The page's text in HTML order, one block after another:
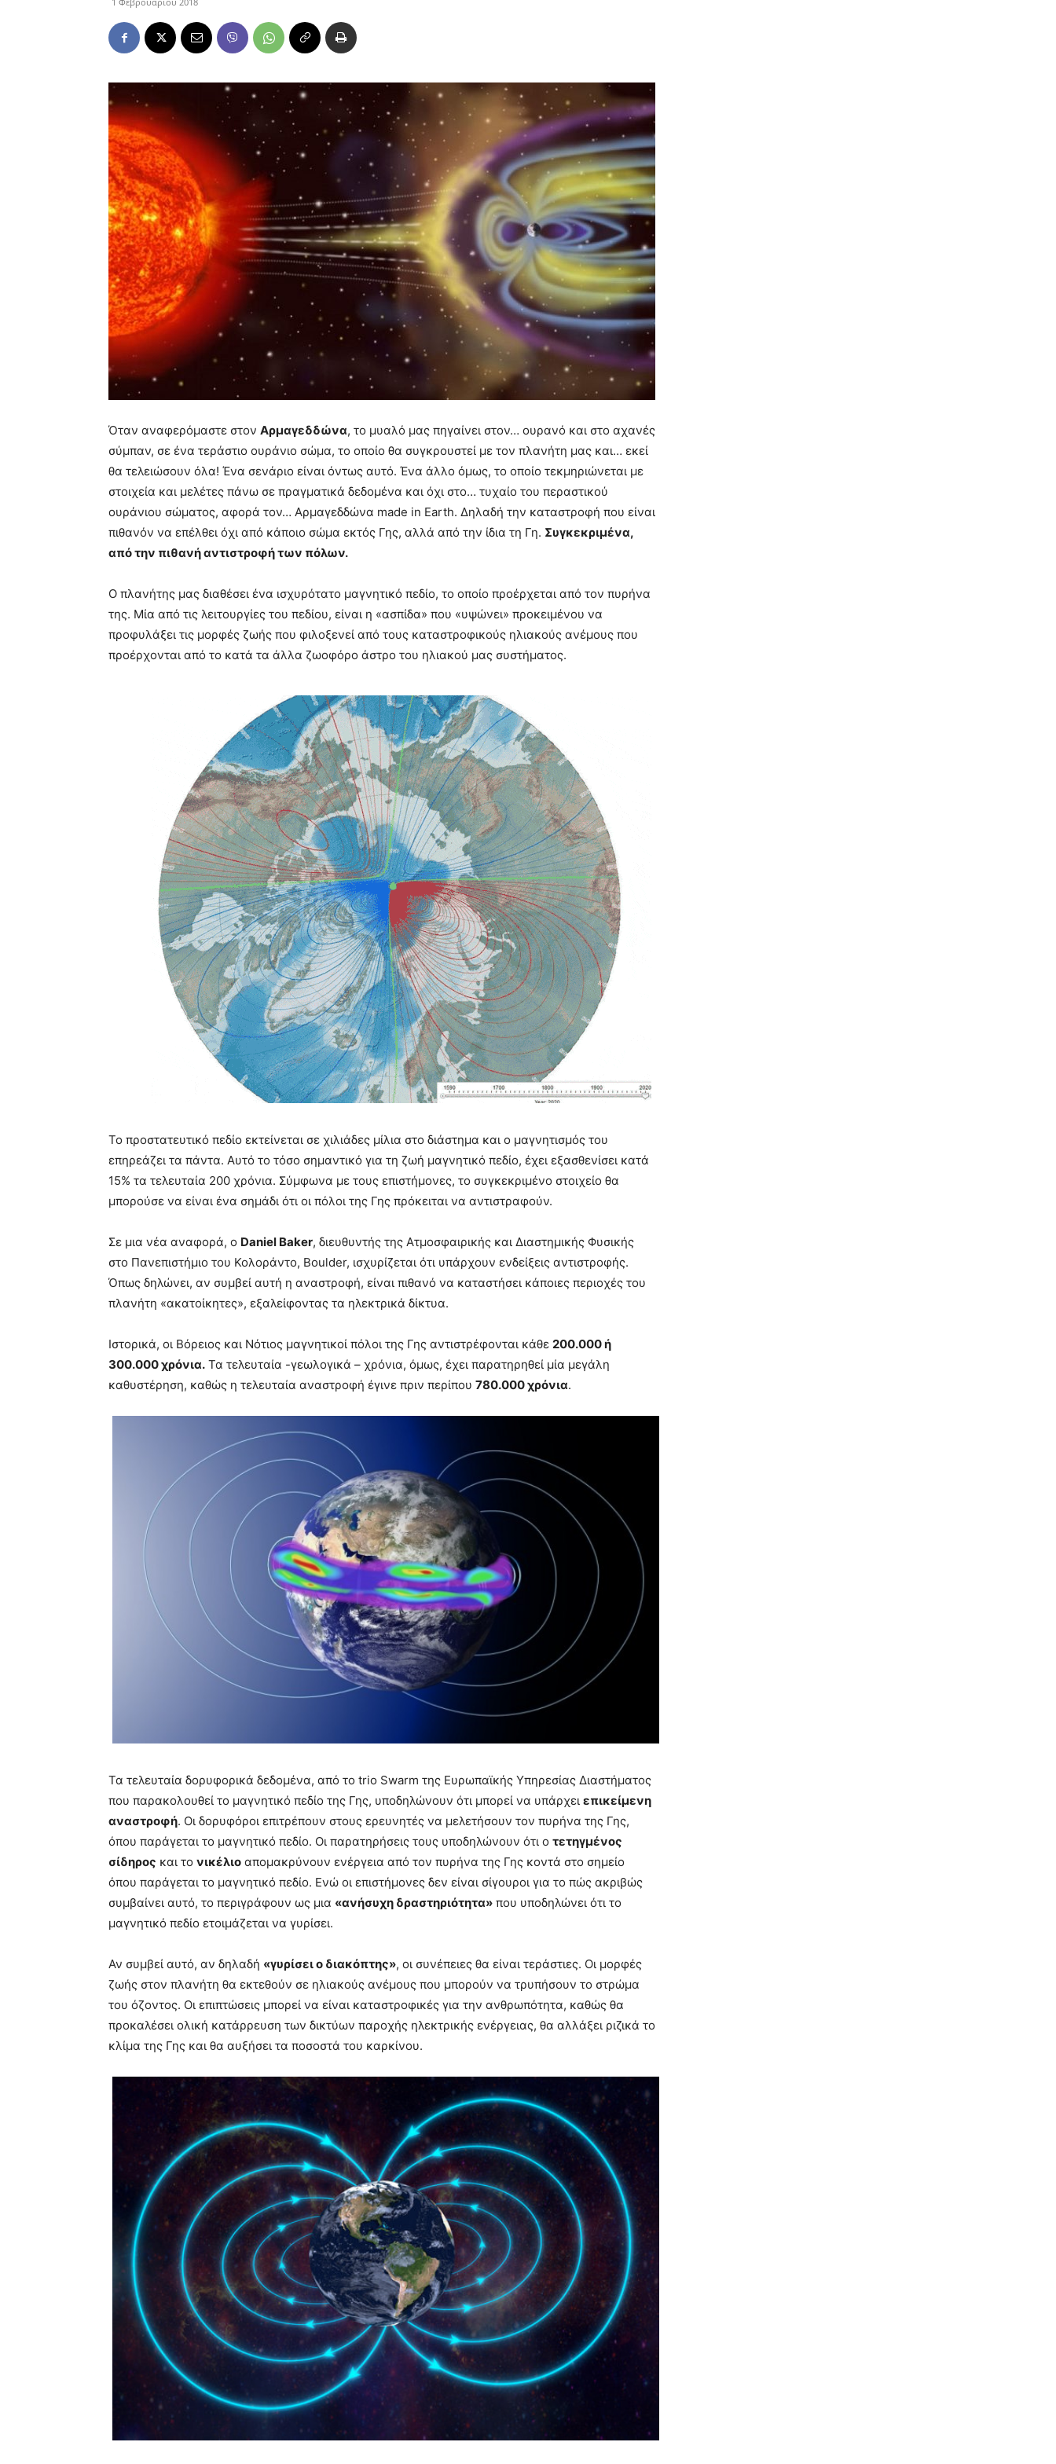
Όταν αναφερόμαστε στον Αρμαγεδδώνα, το μυαλό μας πηγαίνει στον… ουρανό και στο αχανές
σύμπαν, σε ένα τεράστιο ουράνιο σώμα, το οποίο θα συγκρουστεί με τον πλανήτη μας και… εκεί
θα τελειώσουν όλα! Ένα σενάριο είναι όντως αυτό. Ένα άλλο όμως, το οποίο τεκμηριώνεται με
στοιχεία και μελέτες πάνω σε πραγματικά δεδομένα και όχι στο… τυχαίο του περαστικού
ουράνιου σώματος, αφορά τον… Αρμαγεδδώνα made in Earth. Δηλαδή την καταστροφή που είναι
πιθανόν να επέλθει όχι από κάποιο σώμα εκτός Γης, αλλά από την ίδια τη Γη. Συγκεκριμένα,
από την πιθανή αντιστροφή των πόλων.
Ο πλανήτης μας διαθέσει ένα ισχυρότατο μαγνητικό πεδίο, το οποίο προέρχεται από τον πυρήνα
της. Μία από τις λειτουργίες του πεδίου, είναι η «ασπίδα» που «υψώνει» προκειμένου να
προφυλάξει τις μορφές ζωής που φιλοξενεί από τους καταστροφικούς ηλιακούς ανέμους που
προέρχονται από το κατά τα άλλα ζωοφόρο άστρο του ηλιακού μας συστήματος.
Το προστατευτικό πεδίο εκτείνεται σε χιλιάδες μίλια στο διάστημα και ο μαγνητισμός του
επηρεάζει τα πάντα. Αυτό το τόσο σημαντικό για τη ζωή μαγνητικό πεδίο, έχει εξασθενίσει κατά
15% τα τελευταία 200 χρόνια. Σύμφωνα με τους επιστήμονες, το συγκεκριμένο στοιχείο θα
μπορούσε να είναι ένα σημάδι ότι οι πόλοι της Γης πρόκειται να αντιστραφούν.
Σε μια νέα αναφορά, ο Daniel Baker, διευθυντής της Ατμοσφαιρικής και Διαστημικής Φυσικής
στο Πανεπιστήμιο του Κολοράντο, Boulder, ισχυρίζεται ότι υπάρχουν ενδείξεις αντιστροφής.
Όπως δηλώνει, αν συμβεί αυτή η αναστροφή, είναι πιθανό να καταστήσει κάποιες περιοχές του
πλανήτη «ακατοίκητες», εξαλείφοντας τα ηλεκτρικά δίκτυα.
Ιστορικά, οι Βόρειος και Νότιος μαγνητικοί πόλοι της Γης αντιστρέφονται κάθε 200.000 ή
300.000 χρόνια. Τα τελευταία -γεωλογικά – χρόνια, όμως, έχει παρατηρηθεί μία μεγάλη
καθυστέρηση, καθώς η τελευταία αναστροφή έγινε πριν περίπου 780.000 χρόνια.
Τα τελευταία δορυφορικά δεδομένα, από το trio Swarm της Ευρωπαϊκής Υπηρεσίας Διαστήματος
που παρακολουθεί το μαγνητικό πεδίο της Γης, υποδηλώνουν ότι μπορεί να υπάρχει επικείμενη
αναστροφή. Οι δορυφόροι επιτρέπουν στους ερευνητές να μελετήσουν τον πυρήνα της Γης,
όπου παράγεται το μαγνητικό πεδίο. Οι παρατηρήσεις τους υποδηλώνουν ότι ο τετηγμένος
σίδηρος και το νικέλιο απομακρύνουν ενέργεια από τον πυρήνα της Γης κοντά στο σημείο
όπου παράγεται το μαγνητικό πεδίο. Ενώ οι επιστήμονες δεν είναι σίγουροι για το πώς ακριβώς
συμβαίνει αυτό, το περιγράφουν ως μια «ανήσυχη δραστηριότητα» που υποδηλώνει ότι το
μαγνητικό πεδίο ετοιμάζεται να γυρίσει.
Αν συμβεί αυτό, αν δηλαδή «γυρίσει ο διακόπτης», οι συνέπειες θα είναι τεράστιες. Οι μορφές
ζωής στον πλανήτη θα εκτεθούν σε ηλιακούς ανέμους που μπορούν να τρυπήσουν το στρώμα
του όζοντος. Οι επιπτώσεις μπορεί να είναι καταστροφικές για την ανθρωπότητα, καθώς θα
προκαλέσει ολική κατάρρευση των δικτύων παροχής ηλεκτρικής ενέργειας, θα αλλάξει ριζικά το
κλίμα της Γης και θα αυξήσει τα ποσοστά του καρκίνου.